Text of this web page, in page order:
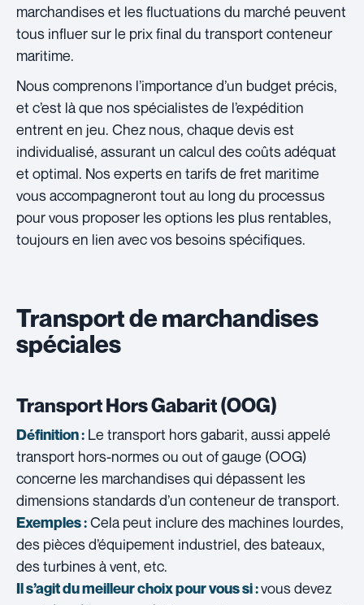
marchandises et les fluctuations du marché peuvent
tous influer sur le prix final du transport conteneur
maritime.
Nous comprenons l’importance d’un budget précis,
et c’est là que nos spécialistes de l’expédition
entrent en jeu. Chez nous, chaque devis est
individualisé, assurant un calcul des coûts adéquat
et optimal. Nos experts en tarifs de fret maritime
vous accompagneront tout au long du processus
pour vous proposer les options les plus rentables,
toujours en lien avec vos besoins spécifiques.
Transport de marchandises
spéciales
Transport Hors Gabarit (OOG)
Définition : Le transport hors gabarit, aussi appelé
transport hors-normes ou out of gauge (OOG)
concerne les marchandises qui dépassent les
dimensions standards d’un conteneur de transport.
Exemples :Cela peut inclure des machines lourdes,
des pièces d’équipement industriel, des bateaux,
des turbines à vent, etc.
Il s’agit du meilleur choix pour vous si :vous devez